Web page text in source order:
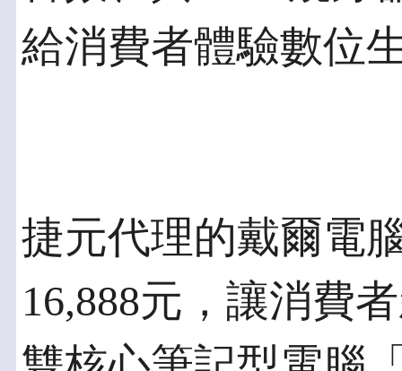
給消費者體驗數位
捷元代理的戴爾電
16,888元，讓消費